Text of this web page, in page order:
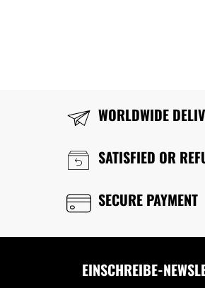
WORLDWIDE
SATISFIED OR
SECURE PAYMENT
EINSCHREIBE-